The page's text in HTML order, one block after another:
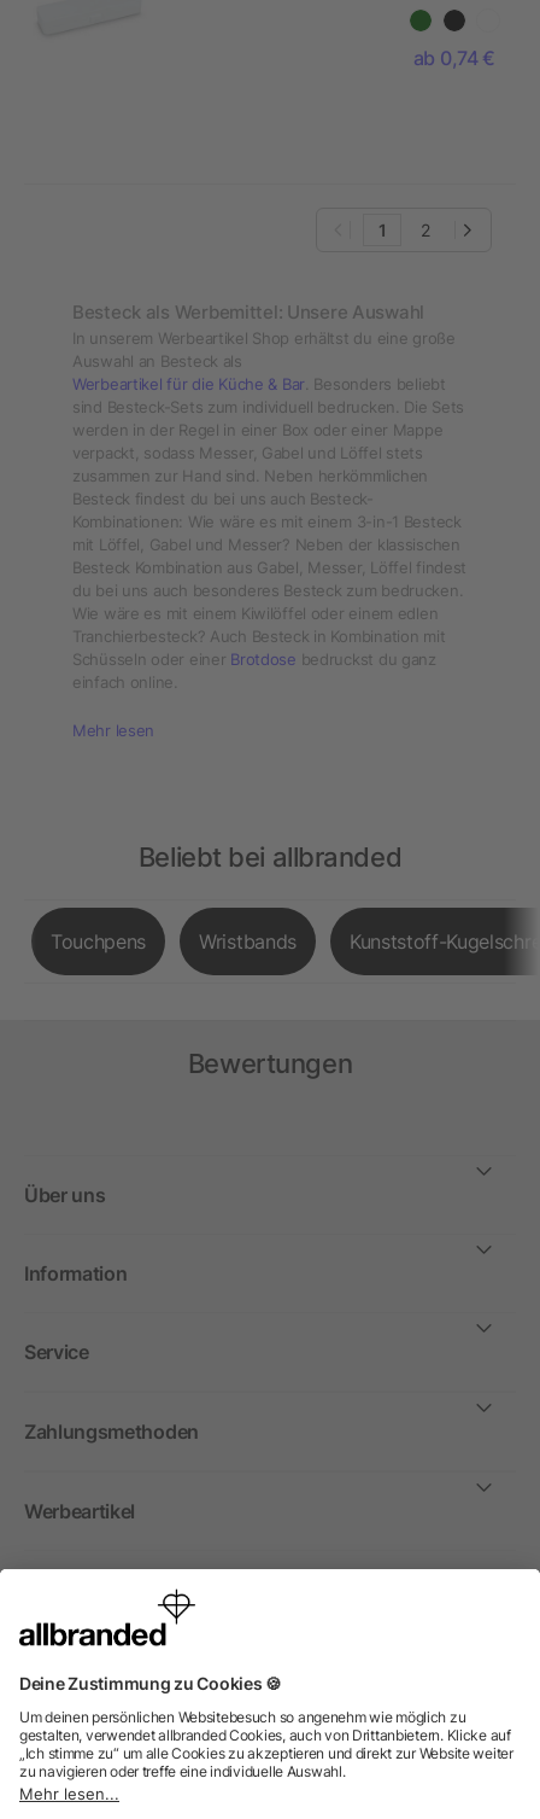
ab 0,74 €
1 2
Besteck als Werbemittel: Unsere Auswahl
In unserem Werbeartikel Shop erhältst du eine große
Auswahl an Besteck als
Werbeartikel für die Küche & Bar . Besonders beliebt
sind Besteck-Sets zum individuell bedrucken. Die Sets
werden in der Regel in einer Box oder einer Mappe
verpackt, sodass Messer, Gabel und Löffel stets
zusammen zur Hand sind. Neben herkömmlichen
Besteck findest du bei uns auch Besteck-
Kombinationen: Wie wäre es mit einem 3-in-1 Besteck
mit Löffel, Gabel und Messer? Neben der klassischen
Besteck Kombination aus Gabel, Messer, Löffel findest
du bei uns auch besonderes Besteck zum bedrucken.
Wie wäre es mit einem Kiwilöffel oder einem edlen
Tranchierbesteck? Auch Besteck in Kombination mit
Schüsseln oder einer Brotdose bedruckst du ganz
einfach online.
Mehr lesen
Beliebt bei allbranded
Touchpens Wristbands Kunststoff-
Bewertungen
Über uns
Information
Service
Zahlungsmethoden
Werbeartikel
International